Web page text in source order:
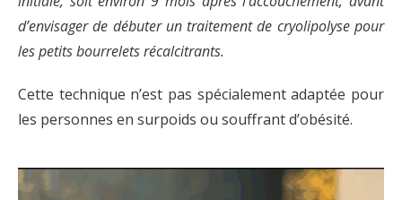
d’envisager de débuter un traitement de cryolipolyse pour
les petits bourrelets récalcitrants.
Cette technique n’est pas spécialement adaptée pour
les personnes en surpoids ou souffrant d’obésité.